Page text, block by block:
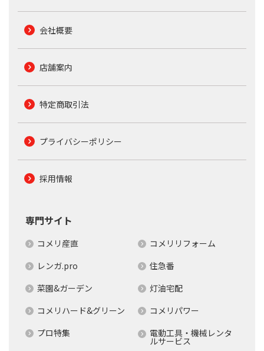
会社概要
店舗案内
特定商取引法
プライバシーポリシー
採用情報
専門サイト
コメリ産直
コメリリフォーム
レンガ.pro
住急番
菜園&ガーデン
灯油宅配
コメリハード&グリーン
コメリパワー
プロ特集
電動工具・機械レンタ
ルサービス